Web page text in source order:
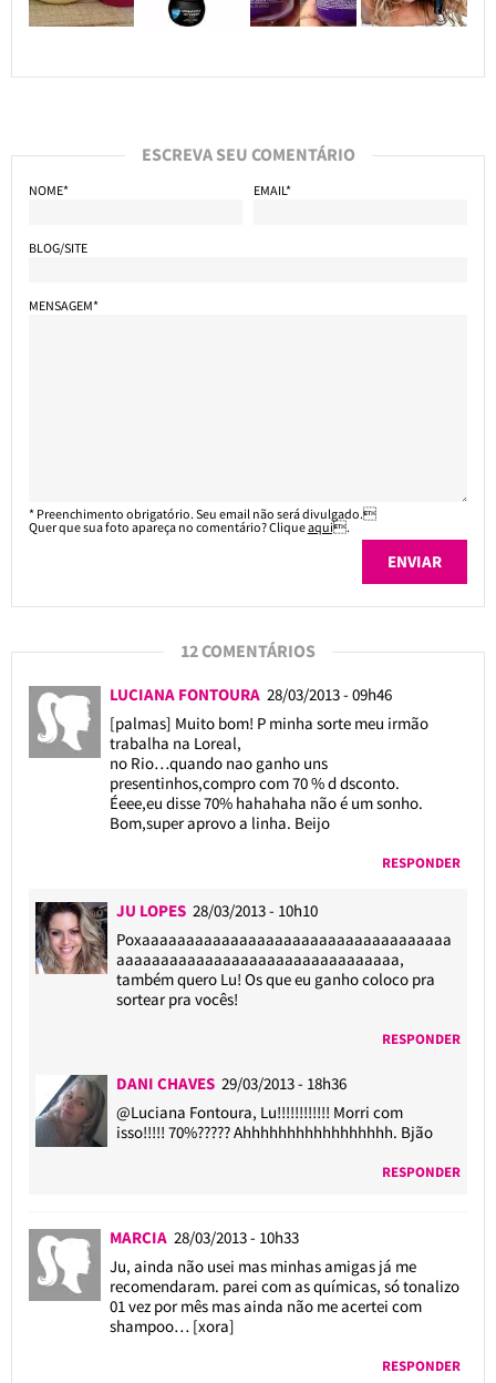
ESCREVA SEU COMENTÁRIO
NOME* EMAIL*
BLOG/SITE
MENSAGEM*
* Preenchimento obrigatório. Seu email não será divulgado.
Quer que sua foto apareça no comentário? Cliqueaqui.
12 COMENTÁRIOS
LUCIANA FONTOURA 28/03/2013 - 09h46
[palmas] Muito bom! P minha sorte meu irmão
trabalha na Loreal,
no Rio…quando nao ganho uns
presentinhos,compro com 70 % d dsconto.
Éeee,eu disse 70% hahahaha não é um sonho.
Bom,super aprovo a linha. Beijo
RESPONDER
JU LOPES28/03/2013 - 10h10
Poxaaaaaaaaaaaaaaaaaaaaaaaaaaaaaaaaaaa
aaaaaaaaaaaaaaaaaaaaaaaaaaaaaaaa,
também quero Lu! Os que eu ganho coloco pra
sortear pra vocês!
RESPONDER
DANI CHAVES 29/03/2013 - 18h36
@Luciana Fontoura, Lu!!!!!!!!!!!! Morri com
isso!!!!! 70%????? Ahhhhhhhhhhhhhhhhh. Bjão
RESPONDER
MARCIA 28/03/2013 - 10h33
Ju, ainda não usei mas minhas amigas já me
recomendaram. parei com as químicas, só tonalizo
01 vez por mês mas ainda não me acertei com
shampoo… [xora]
RESPONDER